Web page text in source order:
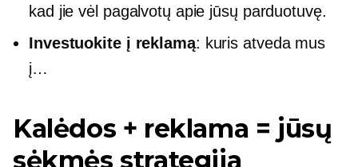
kad jie vėl pagalvotų apie jūsų parduotuvę.
Investuokite į reklamą: kuris atveda mus
į…
Kalėdos + reklama = jūsų
sėkmės strategija